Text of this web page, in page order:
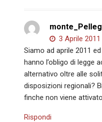
3 Aprile
Siamo ad aprile 2011
hanno l’obligo di legge
alternativo oltre alle
disposizioni regionali?
finche non viene
Rispondi